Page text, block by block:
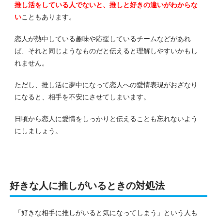
推し活をしている人でないと、推しと好きの違いがわからな
いこともあります。
恋人が熱中している趣味や応援しているチームなどがあれ
ば、それと同じようなものだと伝えると理解しやすいかもし
れません。
ただし、推し活に夢中になって恋人への愛情表現がおざなり
になると、相手を不安にさせてしまいます。
日頃から恋人に愛情をしっかりと伝えることも忘れないよう
にしましょう。
好きな人に推しがいるときの対処法
「好きな相手に推しがいると気になってしまう」という人も